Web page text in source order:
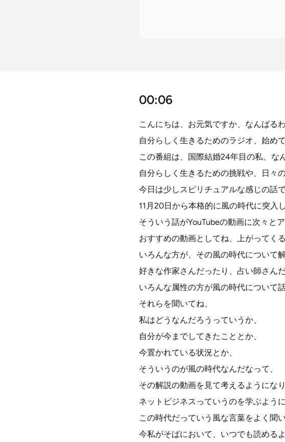
00:06
こんにちは、お元気ですか、なんばるわ
自分らしく生きるためのラジオ、始め
この番組は、国際結婚24年目の私、な
自分らしく生きるための挑戦や、日々
今日は少しスピリチュアルな感じの話
11月20日から本格的に風の時代に突入
そういう話がYouTubeの動画に次々と
おすすめの動画としてね、上がってくる
いろんな方が、その風の時代について
好きな作家さんだったり、占い師さんだ
いろんな属性の方が風の時代について
それらを聞いてね、
私はどうなんだろうっていうか、
自分が今までしてきたこととか、
今置かれている状況とか、
そういうのが風の時代なんだなって、
その解説の動画を見て考えるようになり
ネットビジネスっていうのを学ぶよう
この時代だっていう風な言葉をよく聞い
今私がそばにおいて、いつでも読める